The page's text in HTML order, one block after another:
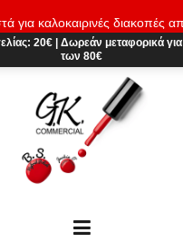
για καλοκαιρινές διακοπές
ξανά από 24/8. Καλό
20€ Δωρεάν μεταφορικά
των 80€